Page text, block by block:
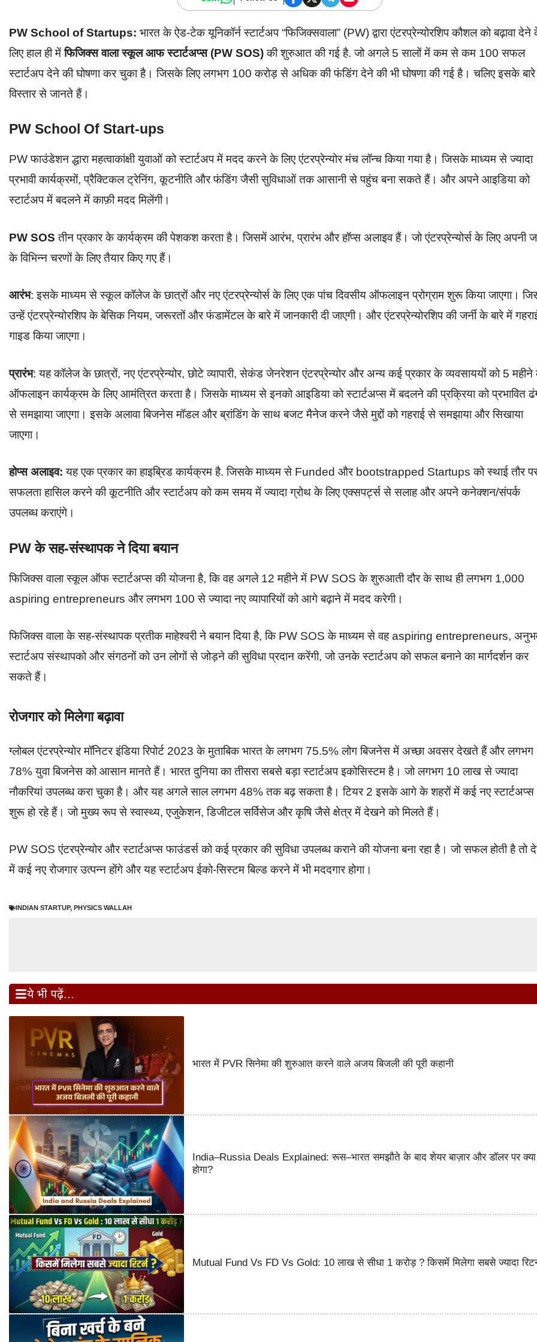
PW School of Startups: भारत के ऐड-टेक यूनिकॉर्न स्टार्टअप “फिजिक्सवाला” (PW) द्वारा एंटरप्रेन्योरशिप कौशल को बढ़ावा देने
लिए हाल ही मेंफिजिक्स वाला स्कूल आफ स्टार्टअप्स (PW SOS)की शुरुआत की गई है. जो अगले 5 सालों में कम से कम 100 सफल
स्टार्टअप देने की घोषणा कर चुका है। जिसके लिए लगभग 100 करोड़ से अधिक की फंडिंग देने की भी घोषणा की गई है। चलिए इसके
विस्तार से जानते हैं।
PW School Of Start-ups
PW फाउंडेशन द्धारा महत्वाकांक्षी युवाओं को स्टार्टअप में मदद करने के लिए एंटरप्रेन्योर मंच लॉन्च किया गया है। जिसके माध्यम से ज्यादा
प्रभावी कार्यक्रमों, प्रैक्टिकल ट्रेनिंग, कूटनीति और फंडिंग जैसी सुविधाओं तक आसानी से पहुंच बना सकते हैं। और अपने आइडिया को
स्टार्टअप में बदलने में काफ़ी मदद मिलेंगी।
PW SOS तीन प्रकार के कार्यक्रम की पेशकश करता है। जिसमें आरंभ, प्रारंभ और हॉप्स अलाइव हैं। जो एंटरप्रेन्योर्स के लिए अपनी
के विभिन्न चरणों के लिए तैयार किए गए हैं।
आरंभ: इसके माध्यम से स्कूल कॉलेज के छात्रों और नए एंटरप्रेन्योर्स के लिए एक पांच दिवसीय ऑफलाइन प्रोग्राम शुरू किया जाएगा।
उन्हें एंटरप्रेन्योरशिप के बेसिक नियम, जरूरतों और फंडामेंटल के बारे में जानकारी दी जाएगी। और एंटरप्रेन्योरशिप की जर्नी के बारे में
गाइड किया जाएगा।
प्रारंभ: यह कॉलेज के छात्रों, नए एंटरप्रेन्योर, छोटे व्यापारी, सेकंड जेनरेशन एंटरप्रेन्योर और अन्य कई प्रकार के व्यवसाययों को 5
ऑफलाइन कार्यक्रम के लिए आमंत्रित करता है। जिसके माध्यम से इनको आइडिया को स्टार्टअप्स में बदलने की प्रक्रिया को प्रभावित
से समझाया जाएगा। इसके अलावा बिजनेस मॉडल और ब्रांडिंग के साथ बजट मैनेज करने जैसे मुद्दों को गहराई से समझाया और सिखाया
जाएगा।
होप्स अलाइव: यह एक प्रकार का हाइब्रिड कार्यक्रम है. जिसके माध्यम से Funded और bootstrapped Startups को स्थाई तौर
सफलता हासिल करने की कूटनीति और स्टार्टअप को कम समय में ज्यादा ग्रोथ के लिए एक्सपर्ट्स से सलाह और अपने कनेक्शन/संपर्क
उपलब्ध कराएंगे।
PW के सह-संस्थापक ने दिया बयान
फिजिक्स वाला स्कूल ऑफ स्टार्टअप्स की योजना है, कि वह अगले 12 महीने में PW SOS के शुरुआती दौर के साथ ही लगभग 1,000
aspiring entrepreneurs और लगभग 100 से ज्यादा नए व्यापारियों को आगे बढ़ाने में मदद करेगी।
फिजिक्स वाला के सह-संस्थापक प्रतीक माहेश्वरी ने बयान दिया है, कि PW SOS के माध्यम से वह aspiring entrepreneurs,
स्टार्टअप संस्थापको और संगठनों को उन लोगों से जोड़ने की सुविधा प्रदान करेंगी, जो उनके स्टार्टअप को सफल बनाने का मार्गदर्शन कर
सकते हैं।
रोजगार को मिलेगा बढ़ावा
ग्लोबल एंटरप्रेन्योर मॉनिटर इंडिया रिपोर्ट 2023 के मुताबिक भारत के लगभग 75.5% लोग बिजनेस में अच्छा अवसर देखते हैं और लगभग
78% युवा बिजनेस को आसान मानते हैं। भारत दुनिया का तीसरा सबसे बड़ा स्टार्टअप इकोसिस्टम है। जो लगभग 10 लाख से ज्यादा
नौकरियां उपलब्ध करा चुका है। और यह अगले साल लगभग 48% तक बढ़ सकता है। टियर 2 इसके आगे के शहरों में कई नए स्टार्टअप्स
शुरू हो रहे हैं। जो मुख्य रूप से स्वास्थ्य, एजुकेशन, डिजीटल सर्विसेज और कृषि जैसे क्षेत्र में देखने को मिलते हैं।
PW SOS एंटरप्रेन्योर और स्टार्टअप्स फाउंडर्स को कई प्रकार की सुविधा उपलब्ध कराने की योजना बना रहा है। जो सफल होती है तो
में कई नए रोजगार उत्पन्न होंगे और यह स्टार्टअप ईको-सिस्टम बिल्ड करने में भी मददगार होगा।
INDIAN STARTUP, PHYSICS WALLAH
ये भी पढ़ें...
भारत में PVR सिनेमा की शुरुआत करने वाले अजय बिजली की पूरी कहानी
India–Russia Deals Explained: रूस–भारत समझौते के बाद शेयर बाज़ार और डॉलर पर क्या
होगा?
Mutual Fund Vs FD Vs Gold: 10 लाख से सीधा 1 करोड़ ? किसमें मिलेगा सबसे ज्यादा